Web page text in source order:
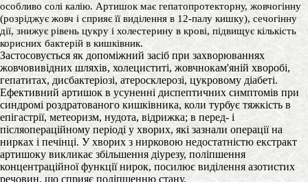
особливо солі калію. Артишок має гепатопротекторну, жовчогінну
(розріджує жовч і сприяє її виділення в 12-палу кишку), сечогінну
дії, знижує рівень цукру і холестерину в крові, підвищує кількість
корисних бактерій в кишківник.
Застосовується як допоміжний засіб при захворюваннях
жовчовивідних шляхів, холециститі, жовчнокам'яній хворобі,
гепатитах, дисбактеріозі, атеросклерозі, цукровому діабеті.
Ефективний артишок в усуненні диспептичних симптомів при
синдромі роздратованого кишківника, коли турбує тяжкість в
епігастрії, метеоризм, нудота, відрижка; в перед- і
післяопераційному періоді у хворих, які зазнали операції на
нирках і печінці. У хворих з нирковою недостатністю екстракт
артишоку викликає збільшення діурезу, поліпшення
концентраційної функції нирок, посилює виділення азотистих
речовин, що сприяє поліпшенню стану.